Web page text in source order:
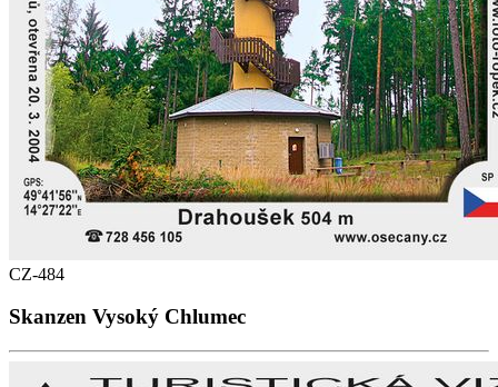
CZ-484
Skanzen Vysoký Chlumec